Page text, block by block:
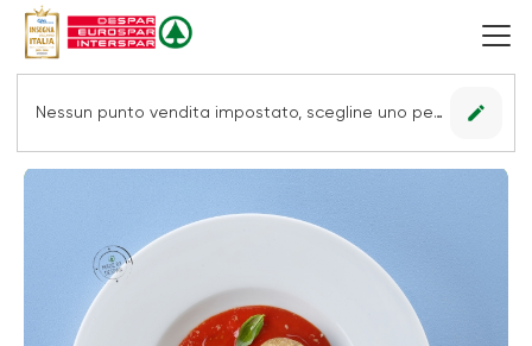
Nessun punto vendita impostato, scegline uno per vedere le offerte. edit